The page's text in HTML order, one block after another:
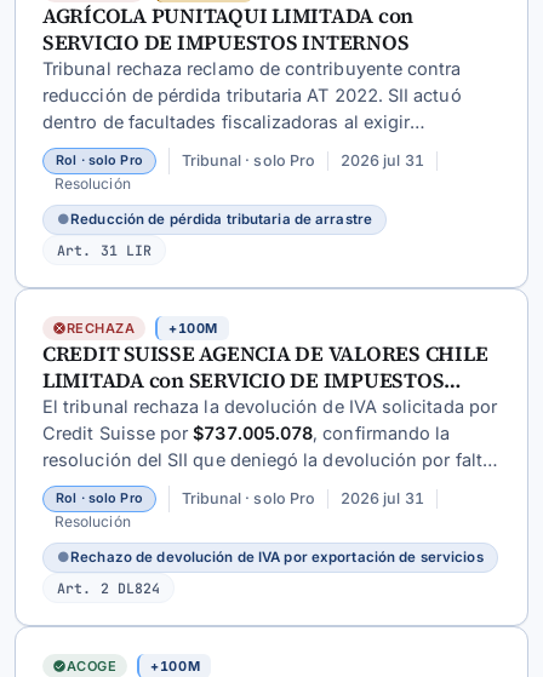
AGRÍCOLA PUNITAQUI LIMITADA con
SERVICIO DE IMPUESTOS INTERNOS
Tribunal rechaza reclamo de contribuyente contra
reducción de pérdida tributaria AT 2022. SII actuó
dentro de facultades fiscalizadoras al exigir
acreditación fehaciente de pérdidas de arrastre, no
configurándose vulneración a artículos 59, 25 CT ni
doctrina de actos propios.
Rol · solo Pro Tribunal · solo Pro
2026 jul 31
Resolución
●Reducción de pérdida tributaria de arrastre
Art. 31 LIR
RECHAZA +100M
CREDIT SUISSE AGENCIA DE VALORES CHILE
LIMITADA con SERVICIO DE IMPUESTOS
INTERNOS
El tribunal rechaza la devolución de IVA solicitada por
Credit Suisse por$737.005.078, confirmando la
resolución del SII que deniegó la devolución por falta
de acreditación de que los servicios prestados
cumplían requisitos de exportación según la
normativa aduanera y tributaria.
Rol · solo Pro Tribunal · solo Pro
2026 jul 31
Resolución
●Rechazo de devolución de IVA por exportación de servicios
Art. 2 DL824
ACOGE +100M